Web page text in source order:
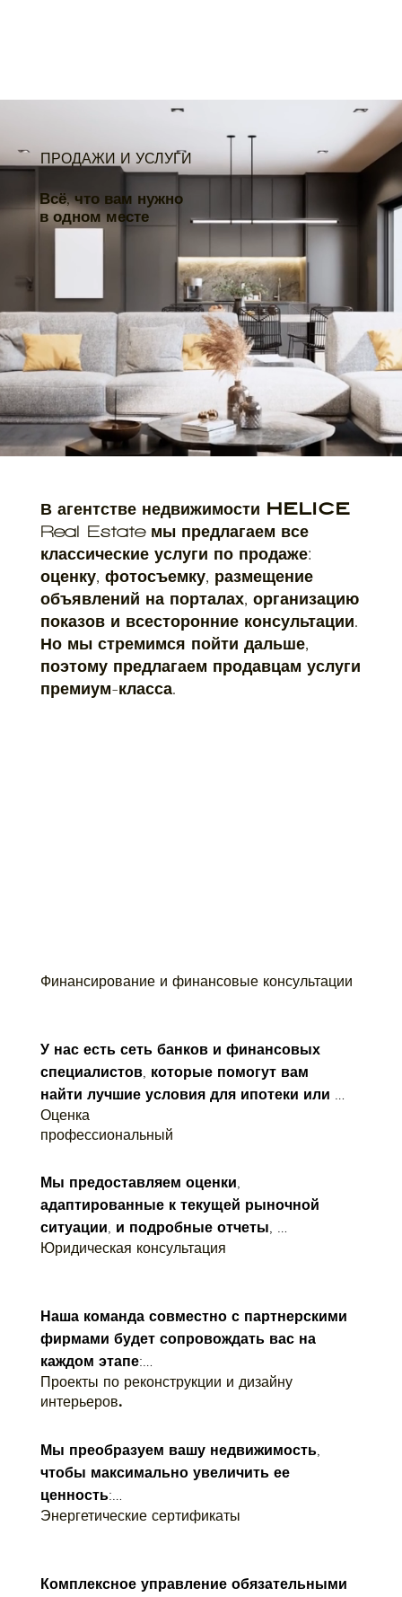
ПРОДАЖИ И УСЛУГИ
Всё, что вам нужно
в одном месте
Финансирование и финансовые консультации
У нас есть сеть банков и финансовых
специалистов, которые помогут вам
найти лучшие условия для ипотеки или
кредита.
целесообразности.
- Переговоры об эксклюзивных условиях
для клиентов HELICE.
Оценка
профессиональный
Мы предоставляем оценки,
адаптированные к текущей рыночной
ситуации, и подробные отчеты,
подготовленные архитекторами и
Юридическая консультация
Наша команда совместно с партнерскими
фирмами будет сопровождать вас на
каждом этапе:
- Наследование и оформление
завещаний: Четкие и эффективные
- Иммиграционные услуги: Поддержка
иностранных клиентов в юридических
процедурах.
гарантируем безопасную и прозрачную
Проекты по реконструкции и дизайну
интерьеров.
Мы преобразуем вашу недвижимость,
чтобы максимально увеличить ее
ценность:
- Индивидуальные проекты от известных
- Четкий бюджет и точные сроки.
Энергетические сертификаты
Комплексное управление обязательными
В агентстве недвижимости HELICE
Real Estateмы предлагаем все
классические услуги по продаже:
оценку, фотосъемку, размещение
объявлений на порталах, организацию
показов и всесторонние консультации.
Но мы стремимся пойти дальше,
поэтому предлагаем продавцам услуги
премиум-класса.